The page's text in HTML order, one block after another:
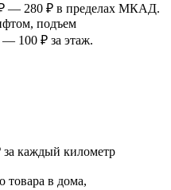
₽ — 280 ₽ в пределах МКАД.
подъем
— 100 ₽ за этаж.
каждый километр
товара в дома,